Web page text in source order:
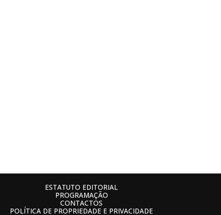
ESTATUTO EDITORIAL
PROGRAMAÇÃO
CONTACTOS
POLÍTICA DE PROPRIEDADE E PRIVACIDADE